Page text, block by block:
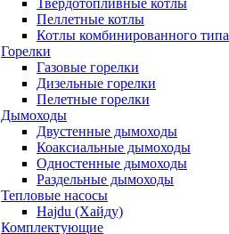
Твердотопливные котлы
Пеллетные котлы
Котлы комбинированного типа
Горелки
Газовые горелки
Дизельные горелки
Пелетные горелки
Дымоходы
Двустенные дымоходы
Коаксиальные дымоходы
Одностенные дымоходы
Раздельные дымоходы
Тепловые насосы
Hajdu (Хайду)
Комплектующие